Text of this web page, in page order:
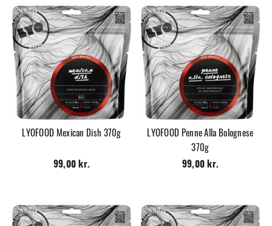
LYOFOOD Mexican Dish 370g
99,00 kr.
LYOFOOD Penne Alla Bolognese
370g
99,00 kr.